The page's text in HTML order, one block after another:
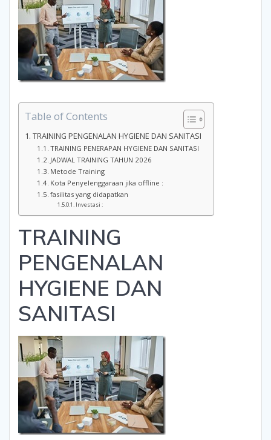
Table of Contents
TRAINING PENGENALAN HYGIENE DAN SANITASI
TRAINING PENERAPAN HYGIENE DAN SANITASI
JADWAL TRAINING TAHUN 2026
Metode Training
Kota Penyelenggaraan jika offline :
fasilitas yang didapatkan
Investasi :
TRAINING
PENGENALAN
HYGIENE DAN
SANITASI